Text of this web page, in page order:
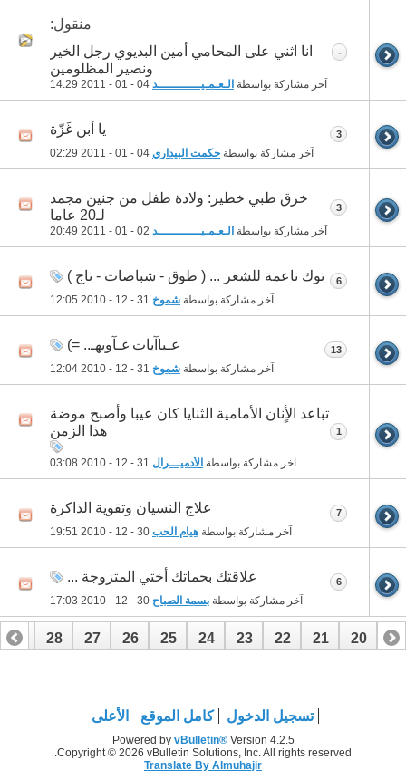
منقول:
انا اثني على المحامي أمين البديوي رجل الخير
ونصير المظلومين
آخر مشاركة بواسطة الـعـمـيــــــــــــد 14:29
-
يا أبن غَزّة
آخر مشاركة بواسطة حكمت البيداري 02:29
3
خرق طبي خطير: ولادة طفل من جنين مجمد
لـ20 عاما
آخر مشاركة بواسطة الـعـمـيــــــــــــد 20:49
3
توك ناعمة للشعر ... ( طوق - شباصات - تاج )
آخر مشاركة بواسطة شموخ 12:05
6
عـباآيات غـآويهـ.. =)
آخر مشاركة بواسطة شموخ 12:04
13
تباعد الأٍنان الأمامية الثنايا كان عيبا وأصبح موضة
هذا الزمن
آخر مشاركة بواسطة الأدميـــرال 03:08
1
علاج النسيان وتقوية الذاكرة
آخر مشاركة بواسطة هيام الحب 19:51
7
علاقتك بحماتك أختي المتزوجة ...
آخر مشاركة بواسطة بسمة الصباح 17:03
6
19
20
21
22
23
24
25
26
27
28
29
تسجيل الدخول كامل الموقع الأعلى
Powered by vBulletin®Version 4.2.5
Copyright © 2026 vBulletin Solutions, Inc. All rights reserved.
Translate By Almuhajir